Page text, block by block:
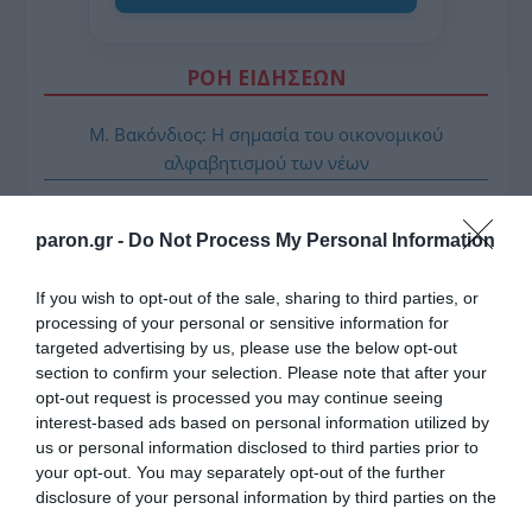
paron.gr - Do Not Process My Personal Information
If you wish to opt-out of the sale, sharing to third parties, or
processing of your personal or sensitive information for
targeted advertising by us, please use the below opt-out
section to confirm your selection. Please note that after your
opt-out request is processed you may continue seeing
interest-based ads based on personal information utilized by
us or personal information disclosed to third parties prior to
your opt-out. You may separately opt-out of the further
disclosure of your personal information by third parties on the
ΡΟΗ ΕΙΔΗΣΕΩΝ
Μ. Βακόνδιος: H σημασία του οικονομικού
αλφαβητισμού των νέων
το καλοκαίρι
Παγκόσμιο Κ20
Ν. Γρηγοράκου: Ένας «πολιτισμένος» κυβερνητικός
διάλογος
Σπ. Τσιτσίγκος: Η τρομοκρατία μετά την
«απομυθοποίησή» της
Λ. Κυρίζογλου: Οι δήμοι χρειάζονται 5,5 δισ. τον